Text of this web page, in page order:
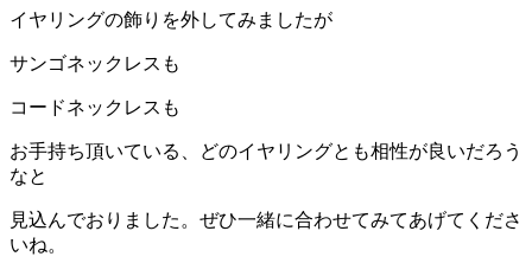
イヤリングの飾りを外してみましたが
サンゴネックレスも
コードネックレスも
お手持ち頂いている、どのイヤリングとも相性が良いだろう
なと
見込んでおりました。ぜひ一緒に合わせてみてあげてくださ
いね。